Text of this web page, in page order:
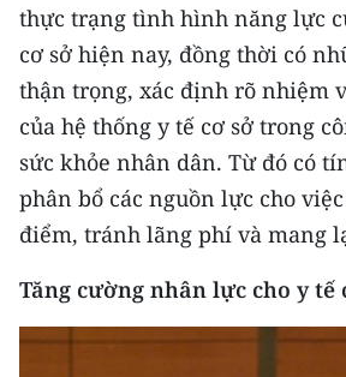
TIN ĐỊA PHƯƠNG
Trung du và miền núi phía Bắc
Đồng bằng sông Hồng
Bắc Trung Bộ
Nguyên
Đông Nam Bộ
thực trạng tình hình năng lực
cơ sở hiện nay, đồng thời có
thận trọng, xác định rõ nhiệm
của hệ thống y tế cơ sở trong
sức khỏe nhân dân. Từ đó có
phân bổ các nguồn lực cho
điểm, tránh lãng phí và mang
Tăng cường nhân lực cho y tế